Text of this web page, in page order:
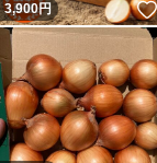
3,900円